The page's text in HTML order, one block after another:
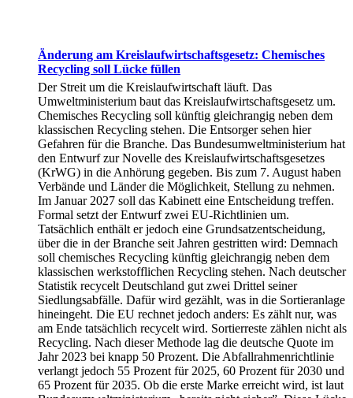
Änderung am Kreislaufwirtschaftsgesetz: Chemisches
Recycling soll Lücke füllen
Der Streit um die Kreislaufwirtschaft läuft. Das
Umweltministerium baut das Kreislaufwirtschaftsgesetz um.
Chemisches Recycling soll künftig gleichrangig neben dem
klassischen Recycling stehen. Die Entsorger sehen hier
Gefahren für die Branche. Das Bundesumweltministerium hat
den Entwurf zur Novelle des Kreislaufwirtschaftsgesetzes
(KrWG) in die Anhörung gegeben. Bis zum 7. August haben
Verbände und Länder die Möglichkeit, Stellung zu nehmen.
Im Januar 2027 soll das Kabinett eine Entscheidung treffen.
Formal setzt der Entwurf zwei EU-Richtlinien um.
Tatsächlich enthält er jedoch eine Grundsatzentscheidung,
über die in der Branche seit Jahren gestritten wird: Demnach
soll chemisches Recycling künftig gleichrangig neben dem
klassischen werkstofflichen Recycling stehen. Nach deutscher
Statistik recycelt Deutschland gut zwei Drittel seiner
Siedlungsabfälle. Dafür wird gezählt, was in die Sortieranlage
hineingeht. Die EU rechnet jedoch anders: Es zählt nur, was
am Ende tatsächlich recycelt wird. Sortierreste zählen nicht als
Recycling. Nach dieser Methode lag die deutsche Quote im
Jahr 2023 bei knapp 50 Prozent. Die Abfallrahmenrichtlinie
verlangt jedoch 55 Prozent für 2025, 60 Prozent für 2030 und
65 Prozent für 2035. Ob die erste Marke erreicht wird, ist laut